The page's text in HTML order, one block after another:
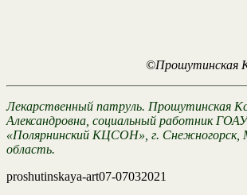
©Прошутинская
Лекарственный патруль. Прошутинская
Александровна, социальный работник
«Полярнинский КЦСОН», г. Снежногорск,
область.
proshutinskaya-art07-07032021